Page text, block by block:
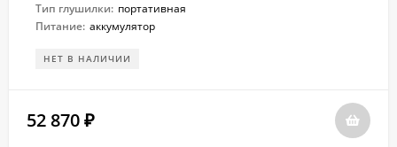
Тип глушилки: портативная
Питание: аккумулятор
НЕТ В НАЛИЧИИ
52 870 ₽